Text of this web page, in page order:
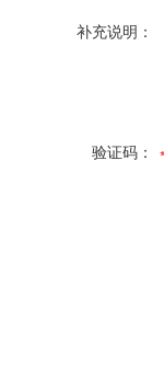
补充说明：
验证码：